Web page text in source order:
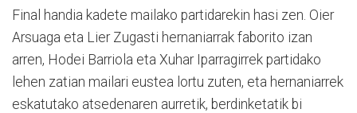
Final handia kadete mailako partidarekin hasi zen. Oier
Arsuaga eta Lier Zugasti hernaniarrak faborito izan
arren, Hodei Barriola eta Xuhar Iparragirrek partidako
lehen zatian mailari eustea lortu zuten, eta hernaniarrek
eskatutako atsedenaren aurretik, berdinketatik bi